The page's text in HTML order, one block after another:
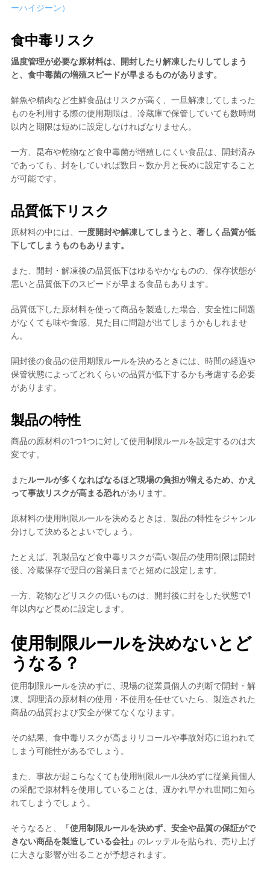
ーハイジーン）
食中毒リスク
温度管理が必要な原材料は、開封したり解凍したりしてしまう
と、食中毒菌の増殖スピードが早まるものがあります。
鮮魚や精肉など生鮮食品はリスクが高く、一旦解凍してしまった
ものを利用する際の使用期限は、冷蔵庫で保管していても数時間
以内と期限は短めに設定しなければなりません。
一方、昆布や乾物など食中毒菌が増殖しにくい食品は、開封済み
であっても、封をしていれば数日～数か月と長めに設定すること
が可能です。
品質低下リスク
原材料の中には、 一度開封や解凍してしまうと、著しく品質が低
下してしまうものもあります。
また、開封・解凍後の品質低下はゆるやかなものの、保存状態が
悪いと品質低下のスピードが早まる食品もあります。
品質低下した原材料を使って商品を製造した場合、安全性に問題
がなくても味や食感、見た目に問題が出てしまうかもしれませ
ん。
開封後の食品の使用期限ルールを決めるときには、 時間の経過や
保管状態によってどれくらいの品質が低下するかも考慮する必要
があります。
製品の特性
商品の原材料の1つ1つに対して使用制限ルールを設定するのは大
変です。
またルールが多くなればなるほど現場の負担が増えるため、かえ
って事故リスクが高まる恐れがあります。
原材料の使用制限ルールを決めるときは、 製品の特性をジャンル
分けして決めるとよいでしょう。
たとえば、乳製品など食中毒リスクが高い製品の使用制限は開封
後、冷蔵保存で翌日の営業日までと短めに設定します。
一方、乾物などリスクの低いものは、開封後に封をした状態で1
年以内など長めに設定します。
使用制限ルールを決めないとど
うなる？
使用制限ルールを決めずに、現場の従業員個人の判断で開封・解
凍、調理済の原材料の使用・不使用を任せていたら、製造された
商品の品質および安全が保てなくなります。
その結果、食中毒リスクが高まりリコールや事故対応に追われて
しまう可能性があるでしょう。
また、事故が起こらなくても使用制限ルール決めずに従業員個人
の采配で原材料を使用していることは、遅かれ早かれ世間に知ら
れてしまうでしょう。
そうなると、
「使用制限ルールを決めず、安全や品質の保証がで
きない商品を製造している会社」 のレッテルを貼られ、売り上げ
に大きな影響が出ることが予想されます。